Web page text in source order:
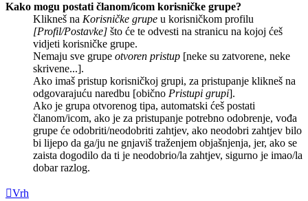
Kako mogu postati članom/icom korisničke grupe?
Klikneš na Korisničke grupe u korisničkom profilu
[Profil/Postavke] što će te odvesti na stranicu na kojoj ćeš
vidjeti korisničke grupe.
Nemaju sve grupe otvoren pristup [neke su zatvorene, neke
skrivene...].
Ako imaš pristup korisničkoj grupi, za pristupanje klikneš na
odgovarajuću naredbu [obično Pristupi grupi].
Ako je grupa otvorenog tipa, automatski ćeš postati
članom/icom, ako je za pristupanje potrebno odobrenje, vođa
grupe će odobriti/neodobriti zahtjev, ako neodobri zahtjev bilo
bi lijepo da ga/ju ne gnjaviš traženjem objašnjenja, jer, ako se
zaista dogodilo da ti je neodobrio/la zahtjev, sigurno je imao/la
dobar razlog.
Vrh